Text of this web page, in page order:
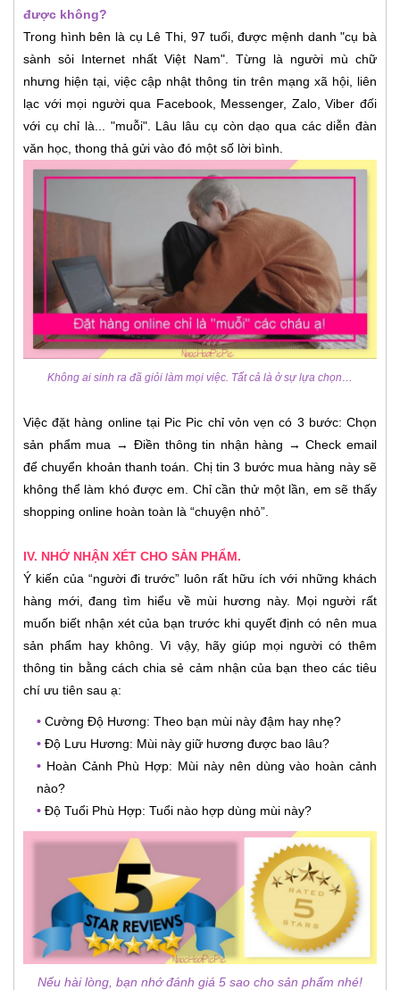
được không?
Trong hình bên là cụ Lê Thi, 97 tuổi, được mệnh danh "cụ bà
sành sỏi Internet nhất Việt Nam". Từng là người mù chữ
nhưng hiện tại, việc cập nhật thông tin trên mạng xã hội, liên
lạc với mọi người qua Facebook, Messenger, Zalo, Viber đối
với cụ chỉ là... "muỗi". Lâu lâu cụ còn dạo qua các diễn đàn
văn học, thong thả gửi vào đó một số lời bình.
Không ai sinh ra đã giỏi làm mọi việc. Tất cả là ở sự lựa chọn…
Việc đặt hàng online tại Pic Pic chỉ vỏn vẹn có 3 bước: Chọn
sản phẩm mua → Điền thông tin nhận hàng → Check email
để chuyển khoản thanh toán. Chị tin 3 bước mua hàng này sẽ
không thể làm khó được em. Chỉ cần thử một lần, em sẽ thấy
shopping online hoàn toàn là “chuyện nhỏ”.
IV. NHỚ NHẬN XÉT CHO SẢN PHẨM.
Ý kiến của “người đi trước” luôn rất hữu ích với những khách
hàng mới, đang tìm hiểu về mùi hương này. Mọi người rất
muốn biết nhận xét của bạn trước khi quyết định có nên mua
sản phẩm hay không. Vì vậy, hãy giúp mọi người có thêm
thông tin bằng cách chia sẻ cảm nhận của bạn theo các tiêu
chí ưu tiên sau ạ:
• Cường Độ Hương: Theo bạn mùi này đậm hay nhẹ?
• Độ Lưu Hương: Mùi này giữ hương được bao lâu?
• Hoàn Cảnh Phù Hợp: Mùi này nên dùng vào hoàn cảnh
nào?
• Độ Tuổi Phù Hợp: Tuổi nào hợp dùng mùi này?
Nếu hài lòng, bạn nhớ đánh giá 5 sao cho sản phẩm nhé!